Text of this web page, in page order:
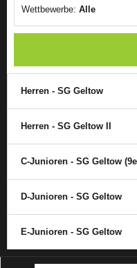
Wettbewerbe: Alle
Herren - SG Geltow
Herren - SG Geltow II
C-Junioren - SG Geltow
D-Junioren - SG Geltow
E-Junioren - SG Geltow